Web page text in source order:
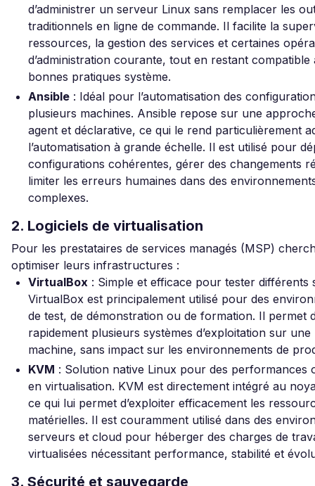
d’administrer un serveur Linux sans remplacer les
traditionnels en ligne de commande. Il facilite la
ressources, la gestion des services et certaines
d’administration courante, tout en restant compatible
bonnes pratiques système.
Ansible : Idéal pour l’automatisation des
plusieurs machines. Ansible repose sur une
agent et déclarative, ce qui le rend particulièrement
l’automatisation à grande échelle. Il est utilisé pour
configurations cohérentes, gérer des changements
limiter les erreurs humaines dans des
complexes.
2. Logiciels de virtualisation
Pour les prestataires de services managés (MSP)
optimiser leurs infrastructures :
VirtualBox : Simple et efficace pour tester différents
VirtualBox est principalement utilisé pour des
de test, de démonstration ou de formation. Il permet
rapidement plusieurs systèmes d’exploitation sur une
machine, sans impact sur les environnements de
KVM : Solution native Linux pour des performances
en virtualisation. KVM est directement intégré au
ce qui lui permet d’exploiter efficacement les
matérielles. Il est couramment utilisé dans des
serveurs et cloud pour héberger des charges de
virtualisées nécessitant performance, stabilité et
3. Sécurité et sauvegarde